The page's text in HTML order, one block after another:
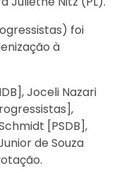
foi
à
Joceli Nazari
[PSDB],
de Souza